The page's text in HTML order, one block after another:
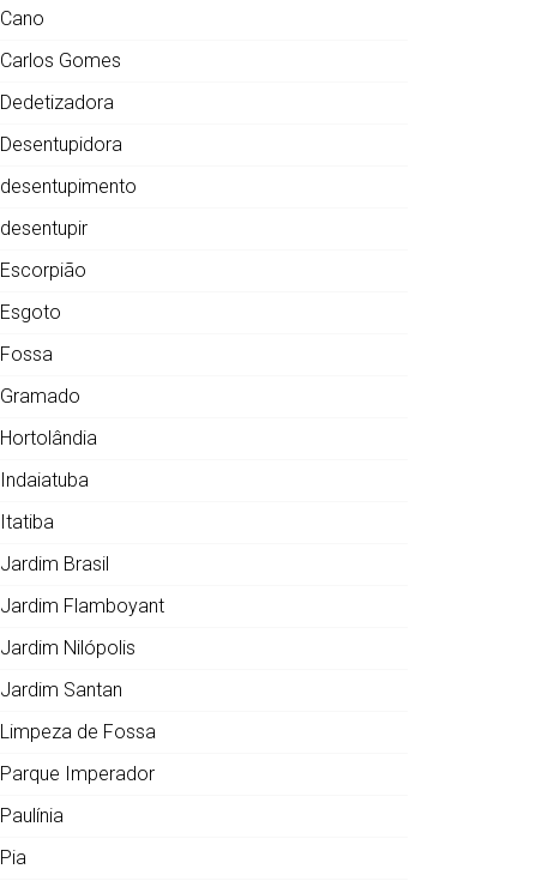
Cano
Carlos Gomes
Dedetizadora
Desentupidora
desentupimento
desentupir
Escorpião
Esgoto
Fossa
Gramado
Hortolândia
Indaiatuba
Itatiba
Jardim Brasil
Jardim Flamboyant
Jardim Nilópolis
Jardim Santan
Limpeza de Fossa
Parque Imperador
Paulínia
Pia